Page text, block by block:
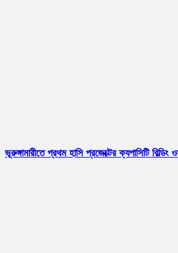
ভূরুঙ্গামারীতে প্রথম হাসি প্রজেক্টের ক্যপাসিটি বিল্ডিং